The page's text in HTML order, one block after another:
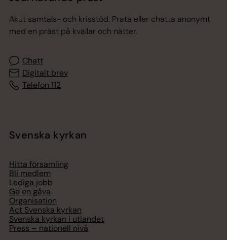
Akut samtals- och krisstöd. Prata eller chatta anonymt
med en präst på kvällar och nätter.
Chatt
Digitalt brev
Telefon 112
Svenska kyrkan
Hitta församling
Bli medlem
Lediga jobb
Ge en gåva
Organisation
Act Svenska kyrkan
Svenska kyrkan i utlandet
Press – nationell nivå